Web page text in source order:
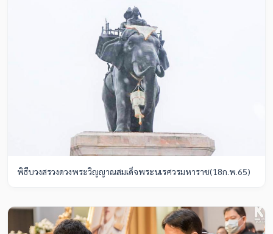
พิธีบวงสรวงดวงพระวิญญาณสมเด็จพระนเรศวรมหาราช(18ก.พ.65)